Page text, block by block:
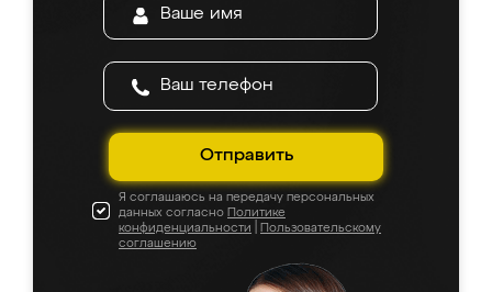
Отправить
Я соглашаюсь на передачу персональных
данных согласно Политике
конфиденциальности
Пользовательскому
соглашению